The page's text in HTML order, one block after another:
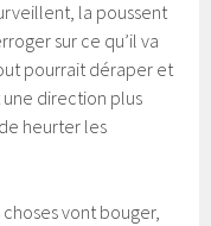
la poussent
sur ce qu’il va
pourrait déraper et
direction plus
heurter les
vont bouger,